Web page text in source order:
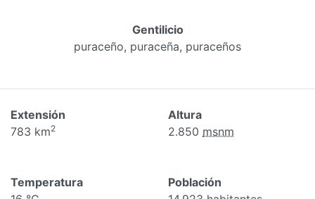
Gentilicio
puraceño, puraceña, puraceños
Extensión
783 km2
Altura
2.850 msnm
Temperatura
Población